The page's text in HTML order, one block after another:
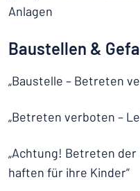
Anlagen
Baustellen &
„Baustelle – Betreten
„Betreten verboten –
„Achtung! Betreten
haften für ihre Kinder“